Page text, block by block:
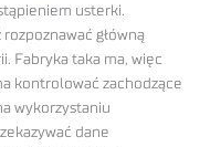
usterki.
główną
Fabryka taka ma, więc
kontrolować zachodzące
wykorzystaniu
dane